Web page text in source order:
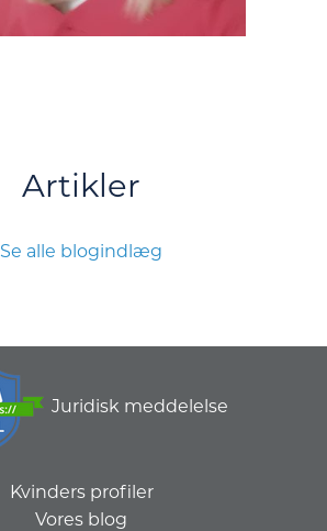
Artikler
Se alle blogindlæg
Juridisk meddelelse
Kvinders profiler
Vores blog